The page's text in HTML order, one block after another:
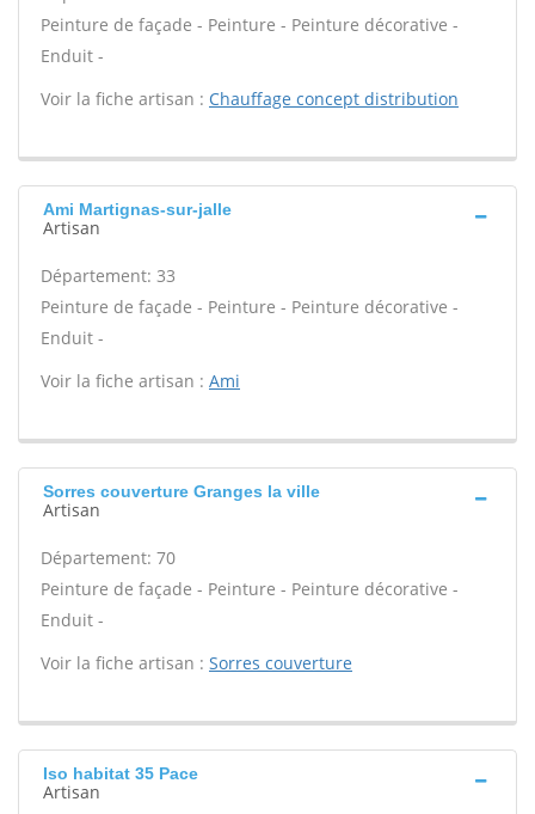
Peinture de façade - Peinture - Peinture décorative -
Enduit -
Voir la fiche artisan : Chauffage concept distribution
Ami Martignas-sur-jalle
Artisan
Département: 33
Peinture de façade - Peinture - Peinture décorative -
Enduit -
Voir la fiche artisan : Ami
Sorres couverture Granges la ville
Artisan
Département: 70
Peinture de façade - Peinture - Peinture décorative -
Enduit -
Voir la fiche artisan : Sorres couverture
Iso habitat 35 Pace
Artisan